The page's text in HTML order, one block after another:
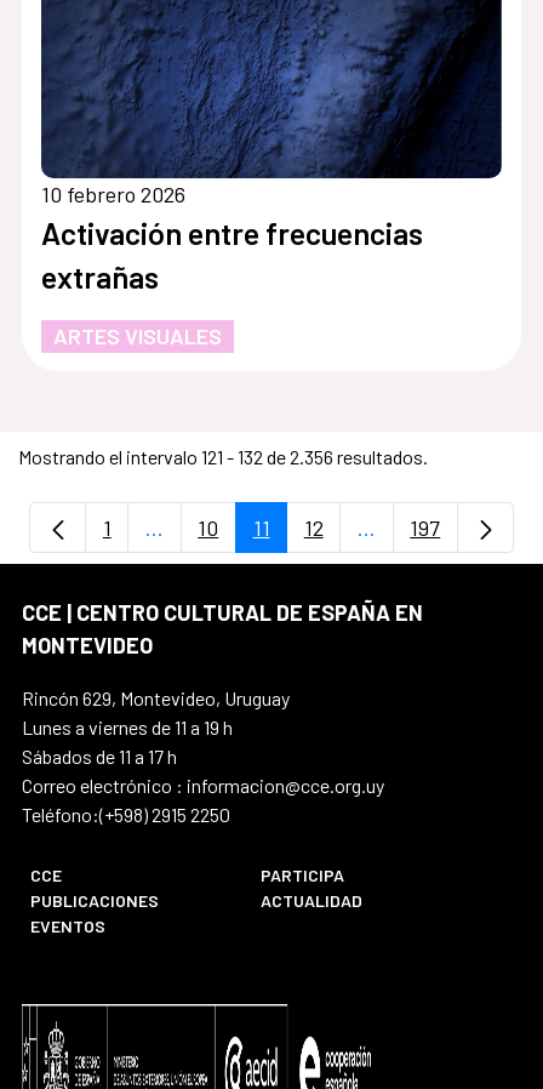
10 febrero 2026
Activación entre frecuencias
extrañas
ARTES VISUALES
Mostrando el intervalo 121 - 132 de 2.356 resultados.
Página
1 ...Páginas intermedias Use TAB para
Página
10 Página
11 Página
12 ...PáginasPágina
197
CCE | CENTRO CULTURAL DE ESPAÑA EN
MONTEVIDEO
Rincón 629, Montevideo, Uruguay
Lunes a viernes de 11 a 19 h
Sábados de 11 a 17 h
Correo electrónico : informacion@cce.org.uy
Teléfono:(+598) 2915 2250
CCE
PARTICIPA
PUBLICACIONES
ACTUALIDAD
EVENTOS